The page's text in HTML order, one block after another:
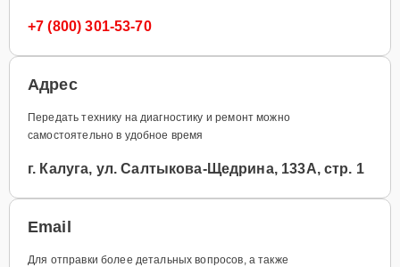
+7 (800) 301-53-70
Адрес
Передать технику на диагностику и ремонт можно
самостоятельно в удобное время
г. Калуга, ул. Салтыкова-Щедрина, 133А, стр. 1
Email
Для отправки более детальных вопросов, а также